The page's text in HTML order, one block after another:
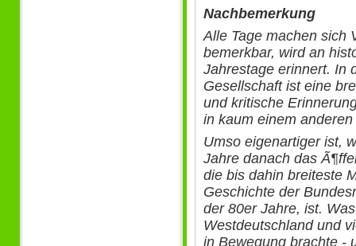
Nachbemerkung
Alle Tage machen sich
bemerkbar, wird an
Jahrestage erinnert. In
Gesellschaft ist eine
und kritische
in kaum einem
Umso eigenartiger ist,
Jahre danach das
die bis dahin breiteste
Geschichte der
der 80er Jahre, ist.
Westdeutschland und
in Bewegung brachte -